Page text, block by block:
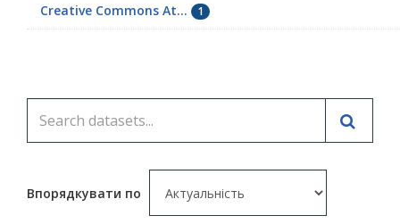
Creative Commons At... 1
Впорядкувати по